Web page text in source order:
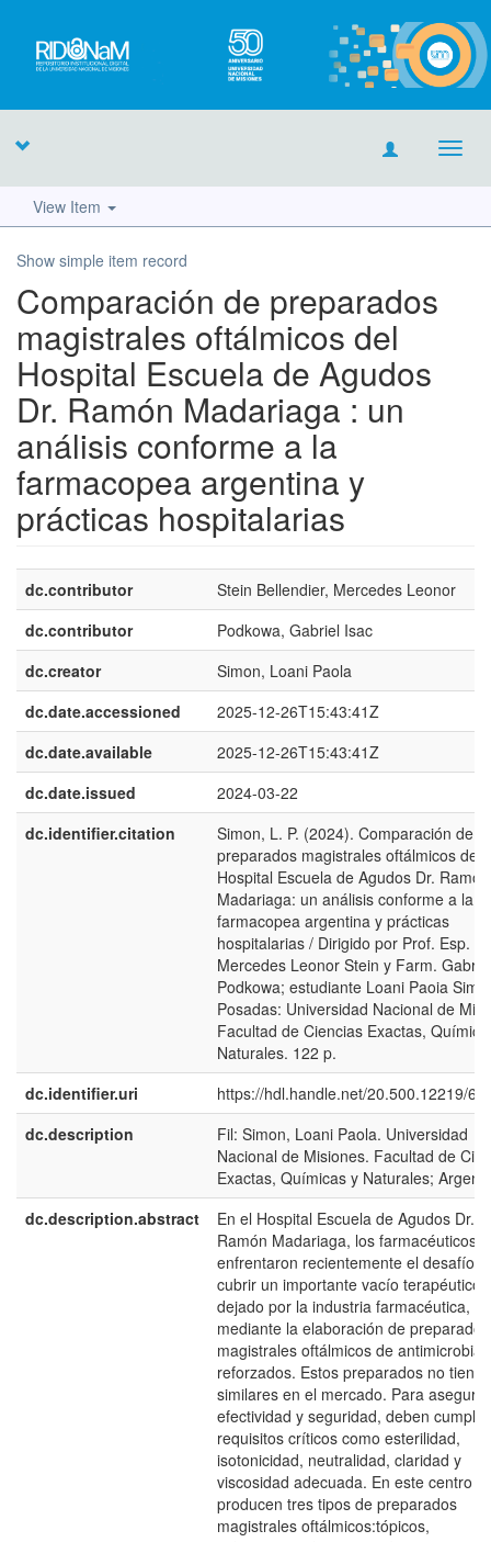
View Item
Show simple item record
Comparación de preparados
magistrales oftálmicos del
Hospital Escuela de Agudos
Dr. Ramón Madariaga : un
análisis conforme a la
farmacopea argentina y
prácticas hospitalarias
dc.contributor
Stein Bellendier, Mercedes Leonor
dc.contributor
Podkowa, Gabriel Isac
dc.creator
Simon, Loani Paola
dc.date.accessioned
2025-12-26T15:43:41Z
dc.date.available
2025-12-26T15:43:41Z
dc.date.issued
2024-03-22
dc.identifier.citation
Simon, L. P. (2024). Comparación de
preparados magistrales oftálmicos del
Hospital Escuela de Agudos Dr. Ramón
Madariaga: un análisis conforme a la
farmacopea argentina y prácticas
hospitalarias / Dirigido por Prof. Esp.
Mercedes Leonor Stein y Farm. Gabriel
Podkowa; estudiante Loani Paoia
Posadas: Universidad Nacional de
Facultad de Ciencias Exactas,
Naturales. 122 p.
dc.identifier.uri
https://hdl.handle.net/20.500.12219/
dc.description
Fil: Simon, Loani Paola. Universidad
Nacional de Misiones. Facultad de
Exactas, Químicas y Naturales;
dc.description.abstract
En el Hospital Escuela de Agudos Dr.
Ramón Madariaga, los farmacéuticos
enfrentaron recientemente el desafío
cubrir un importante vacío terapéutico
dejado por la industria farmacéutica,
mediante la elaboración de preparados
magistrales oftálmicos de
reforzados. Estos preparados no tienen
similares en el mercado. Para
efectividad y seguridad, deben cumplir
requisitos críticos como esterilidad,
isotonicidad, neutralidad, claridad y
viscosidad adecuada. En este centro
producen tres tipos de preparados
magistrales oftálmicos:tópicos,